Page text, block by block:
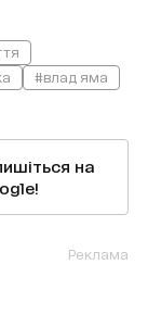
#влад яма
на
Реклама